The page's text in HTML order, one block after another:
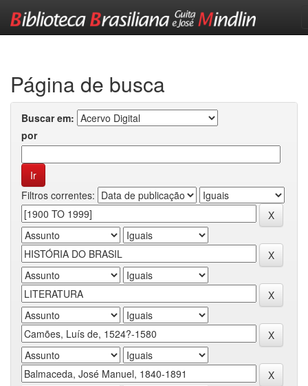
Página de busca
Buscar em:
por
Filtros correntes: